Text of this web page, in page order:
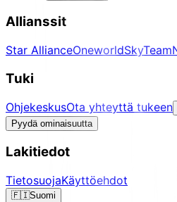
Allianssit
Star AllianceOneworldSkyTeam
Tuki
OhjekeskusOta yhteyttä tukeen
Pyydä ominaisuutta
Lakitiedot
TietosuojaKäyttöehdot
🇫🇮Suomi